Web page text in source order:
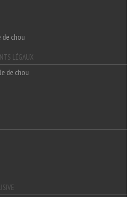
de chou
LÉGAUX
de chou